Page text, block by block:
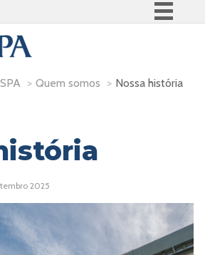
Participe
> Quem somos > Nossa história
2025